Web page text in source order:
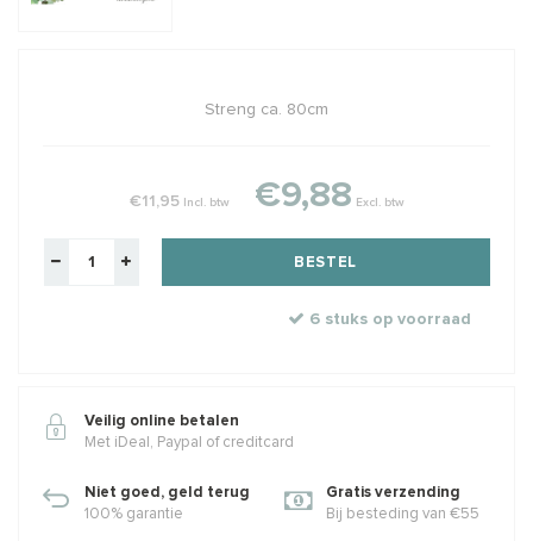
Streng ca. 80cm
€11,95 Incl. btw €9,88 Excl. btw
BESTEL
6 stuks op voorraad
Veilig online betalen
Met iDeal, Paypal of creditcard
Niet goed, geld terug
100% garantie
Gratis verzending
Bij besteding van €55